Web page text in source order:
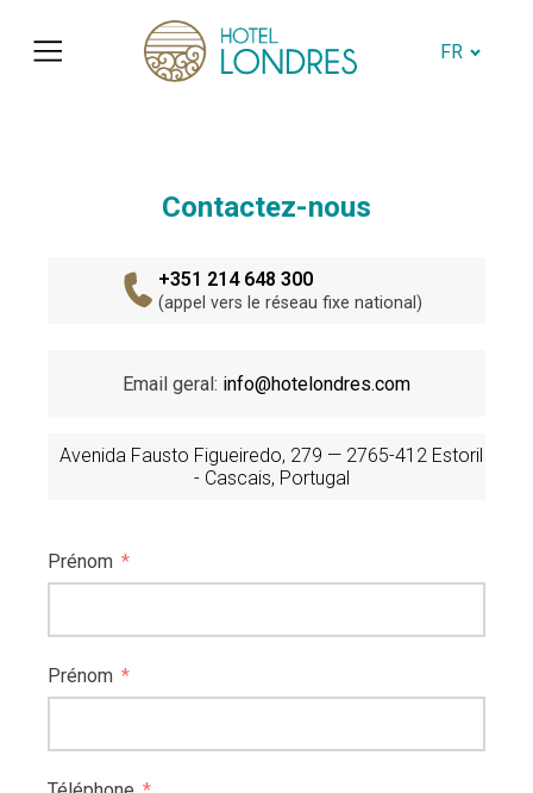
FR
Contactez-nous
+351 214 648 300
(appel vers le réseau fixe national)
Email geral: info@hotelondres.com
Avenida Fausto Figueiredo, 279 — 2765-412 Estoril
- Cascais, Portugal
Prénom
Prénom